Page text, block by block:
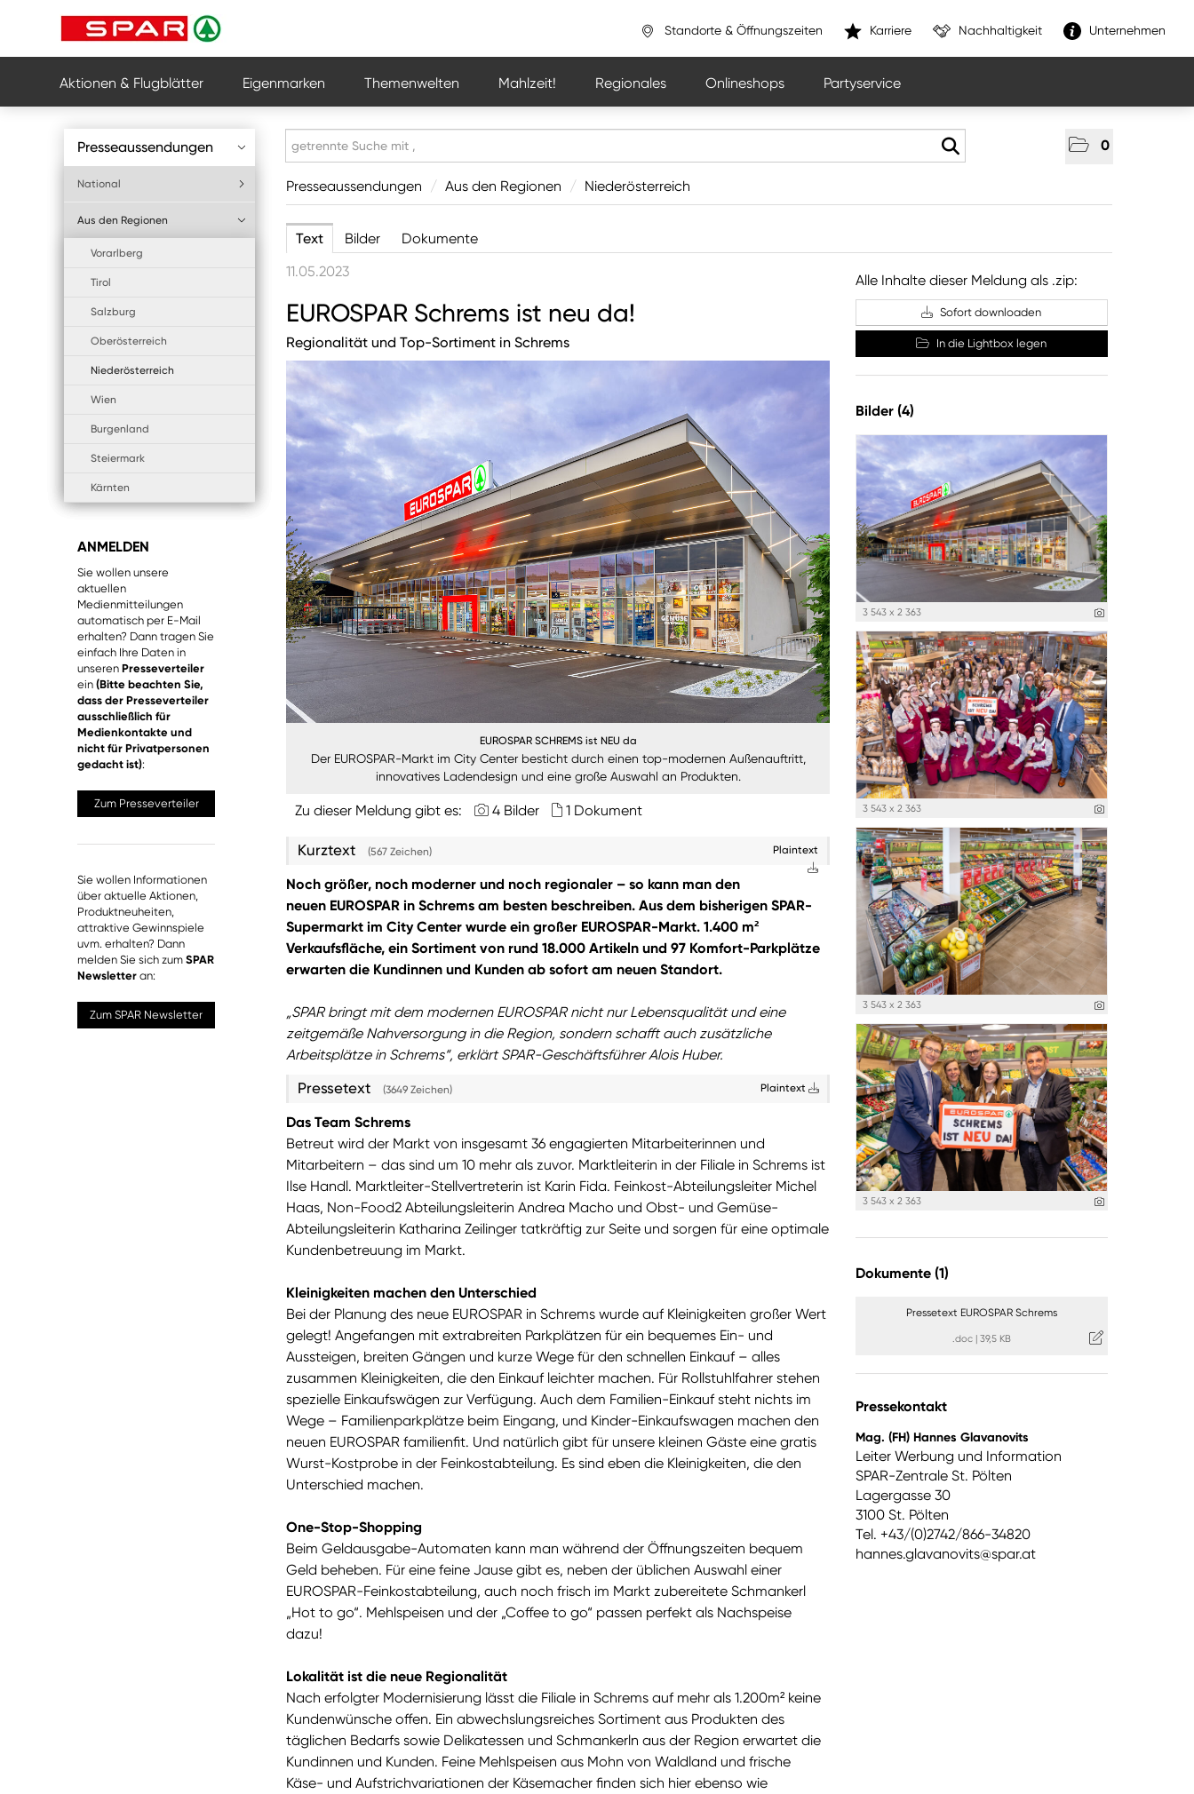
Standorte & Öffnungszeiten Karriere Nachhaltigkeit Unternehmen
Aktionen & Flugblätter Eigenmarken Themenwelten Mahlzeit! Regionales Onlineshops Partyservice
0
Presseaussendungen
National
Aus den Regionen
Vorarlberg
Tirol
Salzburg
Oberösterreich
Niederösterreich
Wien
Burgenland
Steiermark
Kärnten
ANMELDEN
Sie wollen unsere
aktuellen
Medienmitteilungen
automatisch per E-Mail
erhalten? Dann tragen Sie
einfach Ihre Daten in
unseren Presseverteiler
ein (Bitte beachten Sie,
dass der Presseverteiler
ausschließlich für
Medienkontakte und
nicht für Privatpersonen
gedacht ist):
Zum Presseverteiler
Sie wollen Informationen
über aktuelle Aktionen,
Produktneuheiten,
attraktive Gewinnspiele
uvm. erhalten? Dann
melden Sie sich zum SPAR
Newsletter an:
Zum SPAR Newsletter
Presseaussendungen / Aus den Regionen / Niederösterreich
Text Bilder
Dokumente
11.05.2023
EUROSPAR Schrems ist neu da!
Regionalität und Top-Sortiment in Schrems
EUROSPAR SCHREMS ist NEU da
Der EUROSPAR-Markt im City Center besticht durch einen top-modernen Außenauftritt,
innovatives Ladendesign und eine große Auswahl an Produkten.
Zu dieser Meldung gibt es: 4 Bilder 1 Dokument
Kurztext (567 Zeichen) Plaintext
Noch größer, noch moderner und noch regionaler – so kann man den
neuen EUROSPAR in Schrems am besten beschreiben. Aus dem bisherigen SPAR-
Supermarkt im City Center wurde ein großer EUROSPAR-Markt. 1.400 m²
Verkaufsfläche, ein Sortiment von rund 18.000 Artikeln und 97 Komfort-Parkplätze
erwarten die Kundinnen und Kunden ab sofort am neuen Standort.
„SPAR bringt mit dem modernen EUROSPAR nicht nur Lebensqualität und eine
zeitgemäße Nahversorgung in die Region, sondern schafft auch zusätzliche
Arbeitsplätze in Schrems“, erklärt SPAR-Geschäftsführer Alois Huber.
Pressetext (3649 Zeichen) Plaintext
Das Team Schrems
Betreut wird der Markt von insgesamt 36 engagierten Mitarbeiterinnen und
Mitarbeitern – das sind um 10 mehr als zuvor. Marktleiterin in der Filiale in Schrems ist
Ilse Handl. Marktleiter-Stellvertreterin ist Karin Fida. Feinkost-Abteilungsleiter Michel
Haas, Non-Food2 Abteilungsleiterin Andrea Macho und Obst- und Gemüse-
Abteilungsleiterin Katharina Zeilinger tatkräftig zur Seite und sorgen für eine optimale
Kundenbetreuung im Markt.
Kleinigkeiten machen den Unterschied
Bei der Planung des neue EUROSPAR in Schrems wurde auf Kleinigkeiten großer Wert
gelegt! Angefangen mit extrabreiten Parkplätzen für ein bequemes Ein- und
Aussteigen, breiten Gängen und kurze Wege für den schnellen Einkauf – alles
zusammen Kleinigkeiten, die den Einkauf leichter machen. Für Rollstuhlfahrer stehen
spezielle Einkaufswägen zur Verfügung. Auch dem Familien-Einkauf steht nichts im
Wege – Familienparkplätze beim Eingang, und Kinder-Einkaufswagen machen den
neuen EUROSPAR familienfit. Und natürlich gibt für unsere kleinen Gäste eine gratis
Wurst-Kostprobe in der Feinkostabteilung. Es sind eben die Kleinigkeiten, die den
Unterschied machen.
One-Stop-Shopping
Beim Geldausgabe-Automaten kann man während der Öffnungszeiten bequem
Geld beheben. Für eine feine Jause gibt es, neben der üblichen Auswahl einer
EUROSPAR-Feinkostabteilung, auch noch frisch im Markt zubereitete Schmankerl
„Hot to go“. Mehlspeisen und der „Coffee to go“ passen perfekt als Nachspeise
dazu!
Lokalität ist die neue Regionalität
Nach erfolgter Modernisierung lässt die Filiale in Schrems auf mehr als 1.200m² keine
Kundenwünsche offen. Ein abwechslungsreiches Sortiment aus Produkten des
täglichen Bedarfs sowie Delikatessen und Schmankerln aus der Region erwartet die
Kundinnen und Kunden. Feine Mehlspeisen aus Mohn von Waldland und frische
Käse- und Aufstrichvariationen der Käsemacher finden sich hier ebenso wie
Alle Inhalte dieser Meldung als .zip:
Sofort downloaden
In die Lightbox legen
Bilder (4)
3 543 x 2 363
3 543 x 2 363
3 543 x 2 363
3 543 x 2 363
Dokumente (1)
Pressetext EUROSPAR Schrems
.doc| 39,5 KB
Pressekontakt
Mag. (FH) Hannes Glavanovits
Leiter Werbung und Information
SPAR-Zentrale St. Pölten
Lagergasse 30
3100 St. Pölten
Tel. +43/(0)2742/866-34820
hannes.glavanovits@spar.at